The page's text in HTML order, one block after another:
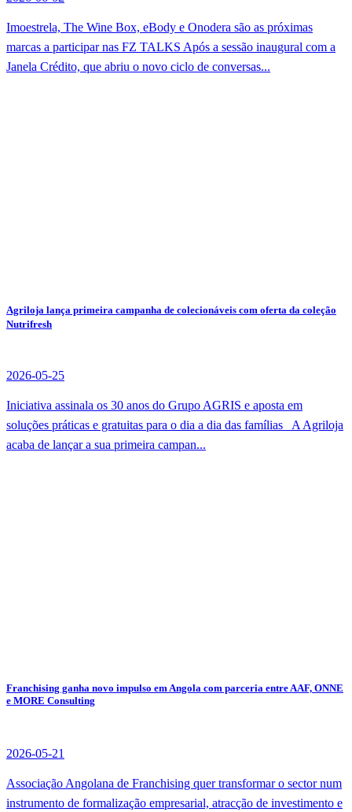
Imoestrela, The Wine Box, eBody e Onodera são as próximas
marcas a participar nas FZ TALKS Após a sessão inaugural com a
Janela Crédito, que abriu o novo ciclo de conversas...
Agriloja lança primeira campanha de colecionáveis com oferta da coleção
Nutrifresh
2026-05-25
Iniciativa assinala os 30 anos do Grupo AGRIS e aposta em
soluções práticas e gratuitas para o dia a dia das famílias A Agriloja
acaba de lançar a sua primeira campan...
Franchising ganha novo impulso em Angola com parceria entre AAF, ONNE
e MORE Consulting
2026-05-21
Associação Angolana de Franchising quer transformar o sector num
instrumento de formalização empresarial, atracção de investimento e